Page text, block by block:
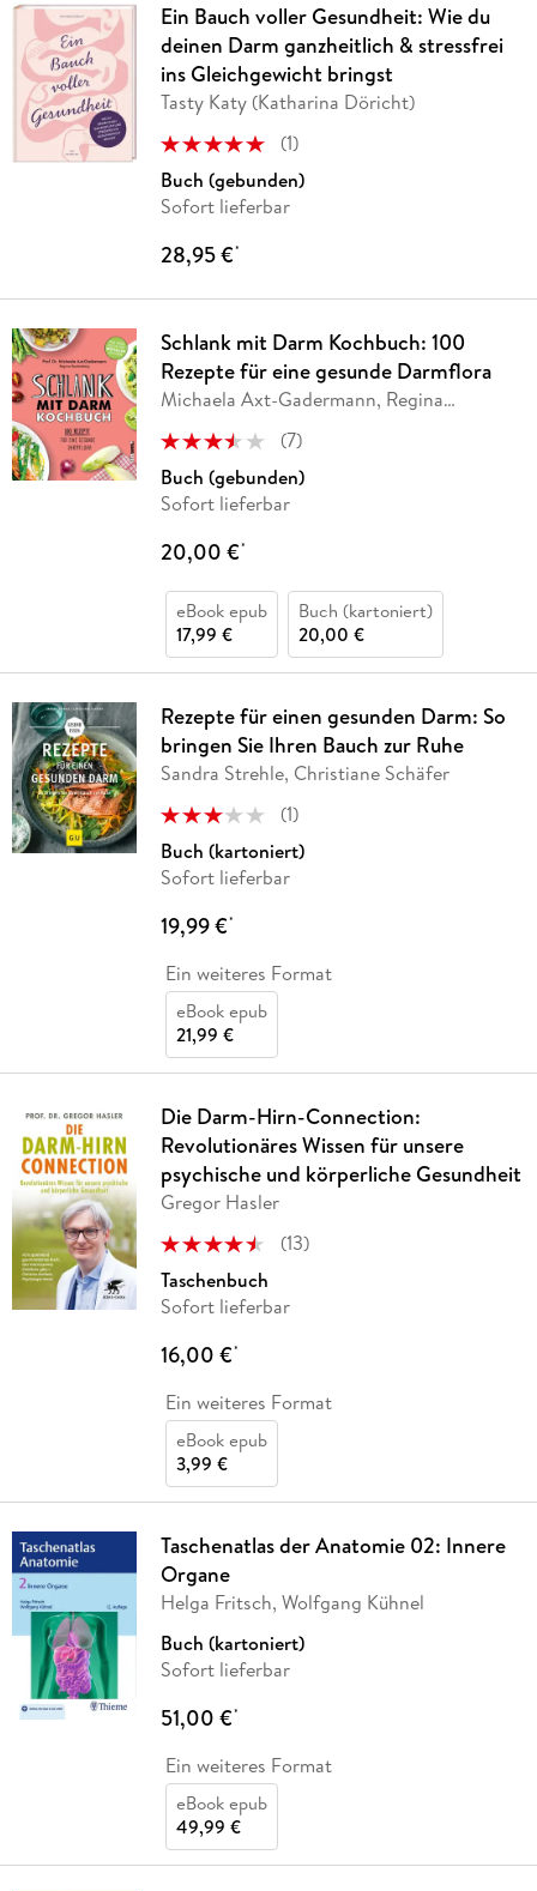
Ein Bauch voller Gesundheit: Wie du
deinen Darm ganzheitlich & stressfrei
ins Gleichgewicht bringst
Tasty Katy (Katharina Döricht)
(1)
Buch (gebunden)
Sofort lieferbar
28,95 €*
Schlank mit Darm Kochbuch: 100
Rezepte für eine gesunde Darmflora
Michaela Axt-Gadermann, Regina
(7)
Buch (gebunden)
Sofort lieferbar
20,00 €*
eBook epub
17,99 €
Buch (kartoniert)
20,00 €
Rezepte für einen gesunden Darm: So
bringen Sie Ihren Bauch zur Ruhe
Sandra Strehle, Christiane Schäfer
(1)
Buch (kartoniert)
Sofort lieferbar
19,99 €*
Ein weiteres Format
eBook epub
21,99 €
Die Darm-Hirn-Connection:
Revolutionäres Wissen für unsere
psychische und körperliche Gesundheit
Gregor Hasler
(13)
Taschenbuch
Sofort lieferbar
16,00 €*
Ein weiteres Format
eBook epub
3,99 €
Taschenatlas der Anatomie 02: Innere
Organe
Helga Fritsch, Wolfgang Kühnel
Buch (kartoniert)
Sofort lieferbar
51,00 €*
Ein weiteres Format
eBook epub
49,99 €